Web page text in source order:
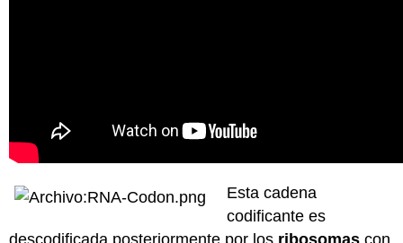
Esta cadena
codificante es
descodificada posteriormente por los ribosomas con